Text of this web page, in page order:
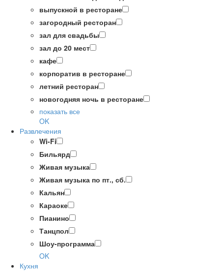
выпускной в ресторане
загородный ресторан
зал для свадьбы
зал до 20 мест
кафе
корпоратив в ресторане
летний ресторан
новогодняя ночь в ресторане
показать все
OK
Развлечения
Wi-Fi
Бильярд
Живая музыка
Живая музыка по пт., сб.
Кальян
Караоке
Пианино
Танцпол
Шоу-программа
OK
Кухня